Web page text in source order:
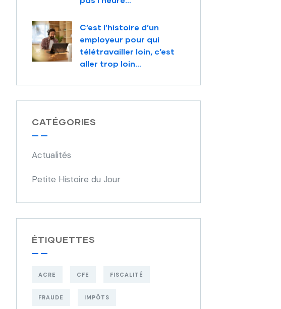
C’est l’histoire d’un
employeur pour qui
télétravailler loin, c’est
aller trop loin…
CATÉGORIES
Actualités
Petite Histoire du Jour
ÉTIQUETTES
ACRE CFE FISCALITÉ
FRAUDE IMPÔTS